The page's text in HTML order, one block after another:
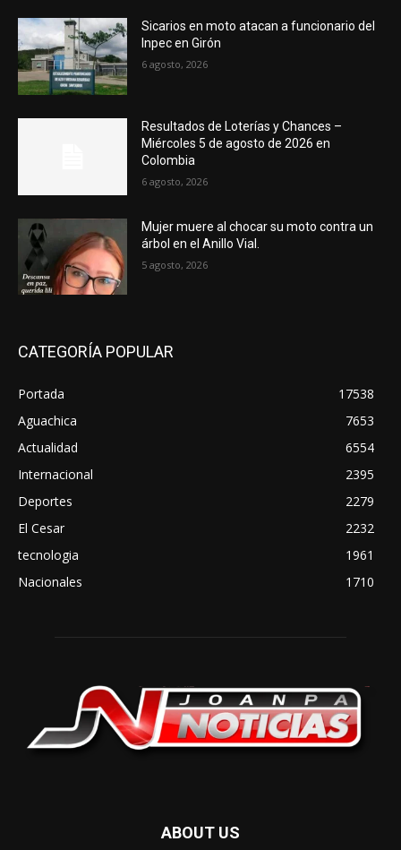
Sicarios en moto atacan a funcionario del
Inpec en Girón
6 agosto, 2026
Resultados de Loterías y Chances –
Miércoles 5 de agosto de 2026 en
Colombia
6 agosto, 2026
Mujer muere al chocar su moto contra un
árbol en el Anillo Vial.
5 agosto, 2026
CATEGORÍA POPULAR
Portada
17538
Aguachica
7653
Actualidad
6554
Internacional
2395
Deportes
2279
El Cesar
2232
tecnologia
1961
Nacionales
1710
ABOUT US